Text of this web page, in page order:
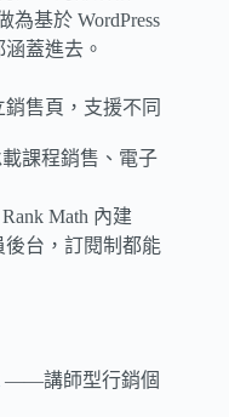
基於 WordPress
蓋進去。
銷售頁，支援不同
載課程銷售、電子
Math 內建
後台，訂閱制都能
——講師型行銷個